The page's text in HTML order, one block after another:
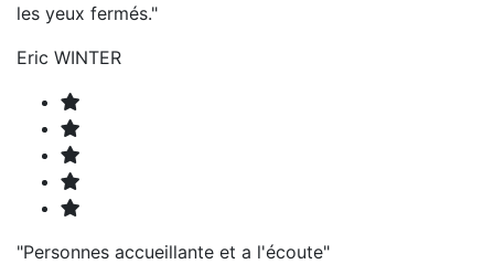
les yeux fermés."
Eric WINTER
"Personnes accueillante et a l'écoute"